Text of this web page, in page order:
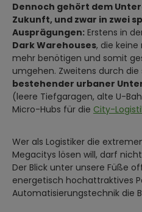
Dennoch gehört dem
Zukunft, und zwar in zwei
Ausprägungen: Erstens in
Dark Warehouses, die
mehr benötigen und somit
umgehen. Zweitens durch
bestehender urbaner
(leere Tiefgaragen, alte U-
Micro-Hubs für die City-
Wer als Logistiker die
Megacitys lösen will, darf
Der Blick unter unsere Füße
energetisch hochattraktives
Automatisierungstechnik die